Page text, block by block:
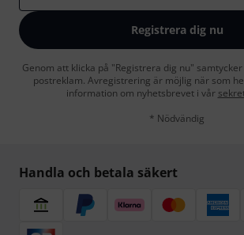
Registrera dig nu
Genom att klicka på "Registrera dig nu"
postreklam. Avregistrering är möjlig när som
information om nyhetsbrevet i vår
* Nödvändig
Handla och betala säkert